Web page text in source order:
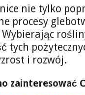
nie tylko
procesy
tych
i rozwój.
zainteresować